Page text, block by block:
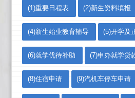
(1)重要日程表 (2)新生资料填报
(4)新生始业教育辅导 (5)开学及
(6)就学优待补助 (7)申办就学贷
(8)住宿申请 (9)汽机车停车申请